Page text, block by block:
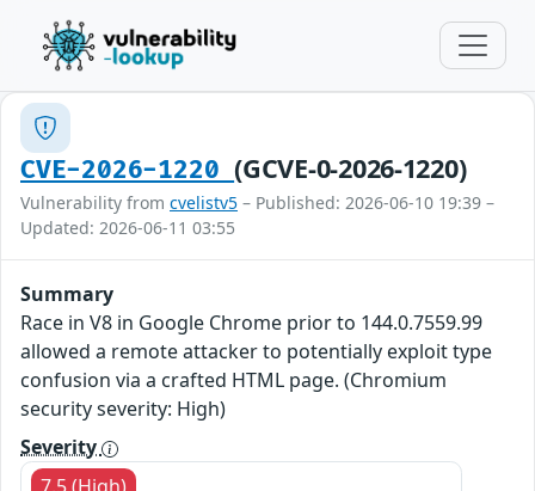
CVE-2026-1220(GCVE-0-2026-1220)
Vulnerability from cvelistv5 – Published: 2026-06-10 19:39 –
Updated: 2026-06-11 03:55
Summary
Race in V8 in Google Chrome prior to 144.0.7559.99
allowed a remote attacker to potentially exploit type
confusion via a crafted HTML page. (Chromium
security severity: High)
Severity